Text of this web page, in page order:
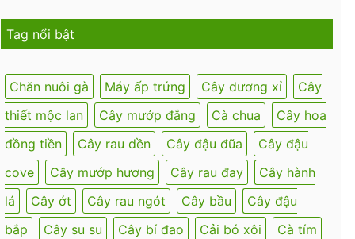
Tag nổi bật
Chăn nuôi gà Máy ấp trứng Cây dương xỉ
Cây
thiết mộc lan
Cây mướp đắng Cà chua
Cây hoa
đồng tiền
Cây rau dền Cây đậu đũa
Cây đậu
cove
Cây mướp hương Cây rau đay
Cây hành
lá
Cây ớt Cây rau ngót Cây bầu
Cây đậu
bắp
Cây su su Cây bí đao Cải bó xôi
Cà tím